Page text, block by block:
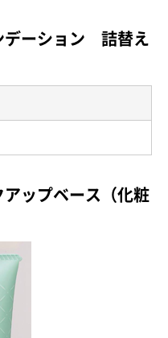
ーション 詰替え
ップベース（化粧